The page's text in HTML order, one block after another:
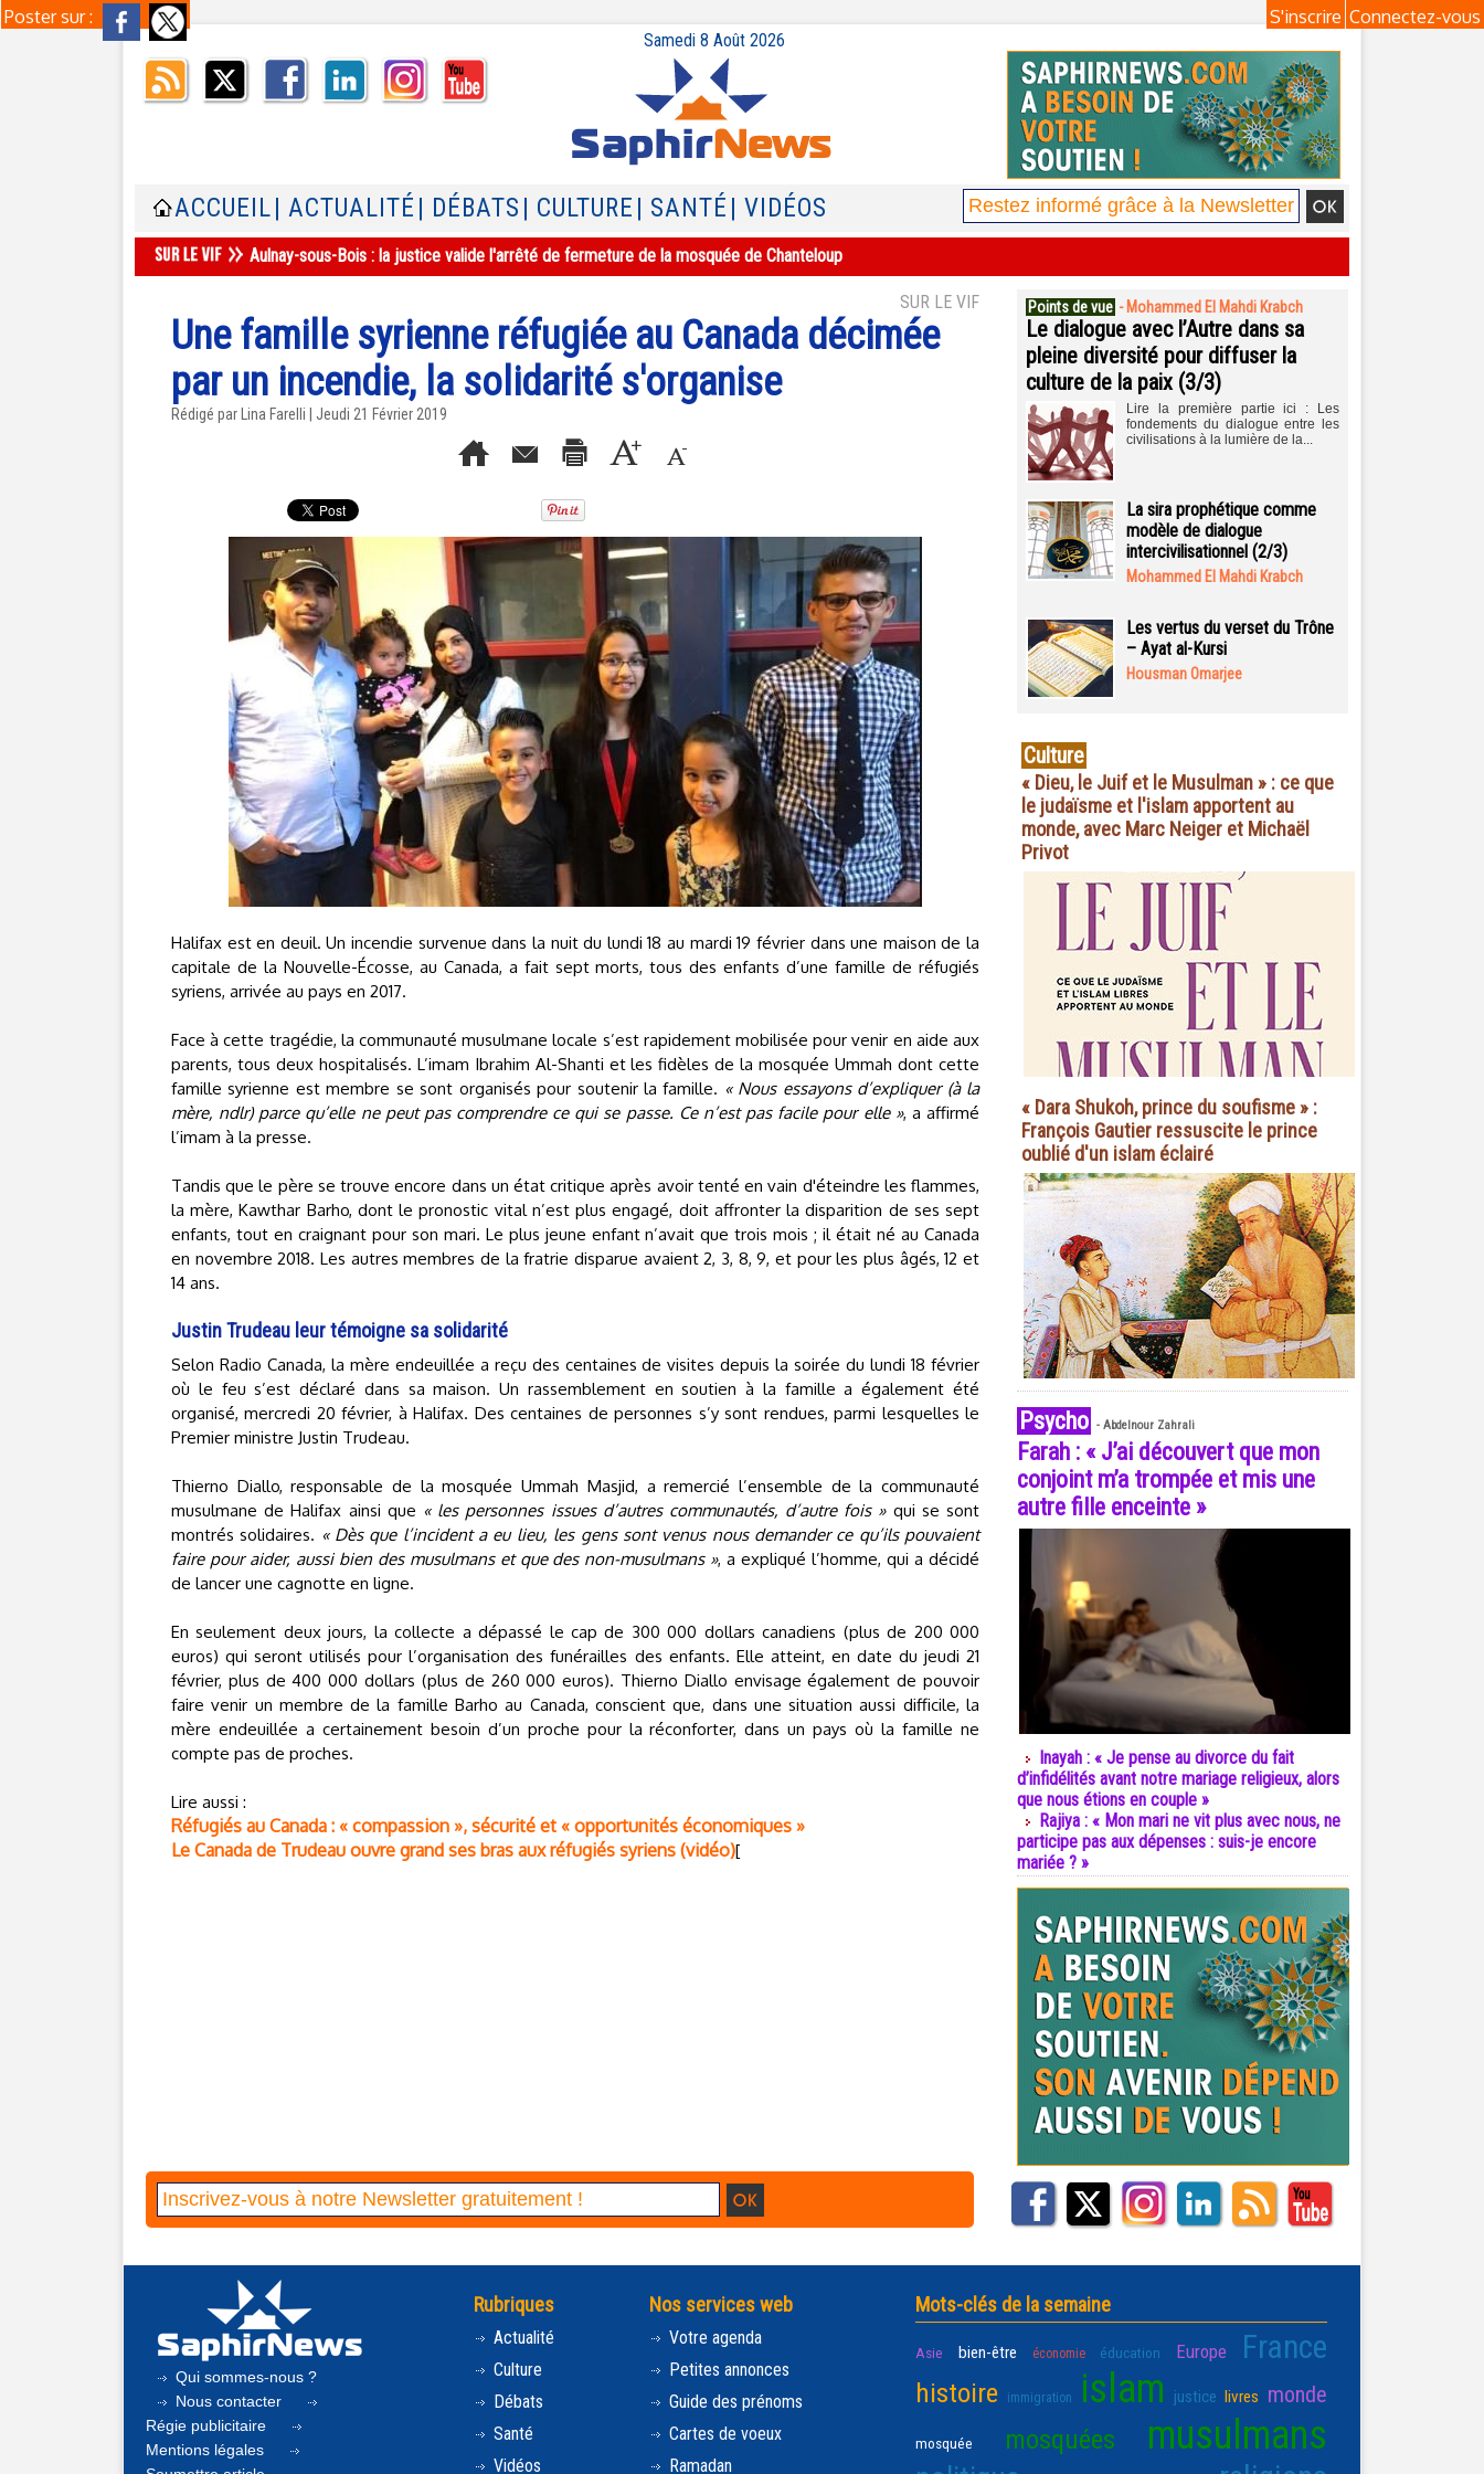
Poster sur : Connectez-vous
S'inscrire
Samedi 8 Août 2026
ACCUEIL | ACTUALITÉ | DÉBATS | CULTURE | SANTÉ | VIDÉOS
Aulnay-sous-Bois : la justice valide l'arrêté de fermeture de la mosquée de Chanteloup
SUR LE VIF
Une famille syrienne réfugiée au Canada décimée
par un incendie, la solidarité s'organise
Rédigé par Lina Farelli | Jeudi 21 Février 2019
Halifax est en deuil. Un incendie survenue dans la nuit du lundi 18 au mardi 19 février dans une maison de la
capitale de la Nouvelle-Écosse, au Canada, a fait sept morts, tous des enfants d’une famille de réfugiés
syriens, arrivée au pays en 2017.
Face à cette tragédie, la communauté musulmane locale s’est rapidement mobilisée pour venir en aide aux
parents, tous deux hospitalisés. L’imam Ibrahim Al-Shanti et les fidèles de la mosquée Ummah dont cette
famille syrienne est membre se sont organisés pour soutenir la famille. « Nous essayons d’expliquer (à la
mère, ndlr) parce qu’elle ne peut pas comprendre ce qui se passe. Ce n’est pas facile pour elle », a affirmé
l’imam à la presse.
Tandis que le père se trouve encore dans un état critique après avoir tenté en vain d'éteindre les flammes,
la mère, Kawthar Barho, dont le pronostic vital n’est plus engagé, doit affronter la disparition de ses sept
enfants, tout en craignant pour son mari. Le plus jeune enfant n’avait que trois mois ; il était né au Canada
en novembre 2018. Les autres membres de la fratrie disparue avaient 2, 3, 8, 9, et pour les plus âgés, 12 et
14 ans.
Justin Trudeau leur témoigne sa solidarité
Selon Radio Canada, la mère endeuillée a reçu des centaines de visites depuis la soirée du lundi 18 février
où le feu s’est déclaré dans sa maison. Un rassemblement en soutien à la famille a également été
organisé, mercredi 20 février, à Halifax. Des centaines de personnes s’y sont rendues, parmi lesquelles le
Premier ministre Justin Trudeau.
Thierno Diallo, responsable de la mosquée Ummah Masjid, a remercié l’ensemble de la communauté
musulmane de Halifax ainsi que « les personnes issues d’autres communautés, d’autre fois »qui se sont
montrés solidaires. « Dès que l’incident a eu lieu, les gens sont venus nous demander ce qu’ils pouvaient
faire pour aider, aussi bien des musulmans et que des non-musulmans », a expliqué l’homme, qui a décidé
de lancer une cagnotte en ligne.
En seulement deux jours, la collecte a dépassé le cap de 300 000 dollars canadiens (plus de 200 000
euros) qui seront utilisés pour l’organisation des funérailles des enfants. Elle atteint, en date du jeudi 21
février, plus de 400 000 dollars (plus de 260 000 euros). Thierno Diallo envisage également de pouvoir
faire venir un membre de la famille Barho au Canada, conscient que, dans une situation aussi difficile, la
mère endeuillée a certainement besoin d’un proche pour la réconforter, dans un pays où la famille ne
compte pas de proches.
Lire aussi :
Réfugiés au Canada : « compassion », sécurité et « opportunités économiques »
Le Canada de Trudeau ouvre grand ses bras aux réfugiés syriens (vidéo)[
Points de vue - Mohammed El Mahdi Krabch
Le dialogue avec l’Autre dans sa
pleine diversité pour diffuser la
culture de la paix (3/3)
Lire la première partie ici : Les
fondements du dialogue entre les
civilisations à la lumière de la...
La sira prophétique comme
modèle de dialogue
intercivilisationnel (2/3)
Mohammed El Mahdi Krabch
Les vertus du verset du Trône
– Ayat al-Kursi
Housman Omarjee
Culture
« Dieu, le Juif et le Musulman » : ce que
le judaïsme et l'islam apportent au
monde, avec Marc Neiger et Michaël
Privot
« Dara Shukoh, prince du soufisme » :
François Gautier ressuscite le prince
oublié d'un islam éclairé
Psycho - Abdelnour Zahrali
Farah : « J’ai découvert que mon
conjoint m’a trompée et mis une
autre fille enceinte »
Inayah : « Je pense au divorce du fait
d’infidélités avant notre mariage religieux, alors
que nous étions en couple »
Rajiya : « Mon mari ne vit plus avec nous, ne
participe pas aux dépenses : suis-je encore
mariée ? »
Qui sommes-nous ?
Nous contacter
Régie publicitaire
Mentions légales
Rubriques
Actualité
Culture
Débats
Santé
Vidéos
Nos services web
Votre agenda
Petites annonces
Guide des prénoms
Cartes de voeux
Ramadan
Mots-clés de la semaine
Asie bien-être économie éducation Europe France
histoire immigration islam justice livres monde
mosquée mosquées musulmans